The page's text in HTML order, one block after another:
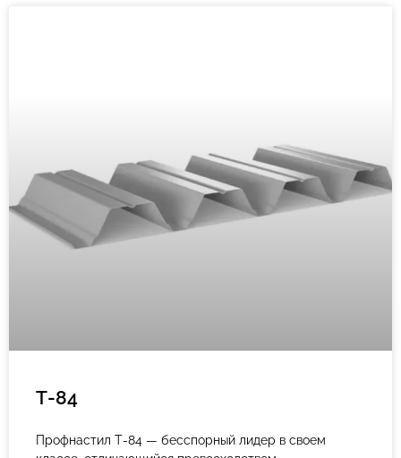
Т-84
Профнастил Т-84 — бесспорный лидер в своем